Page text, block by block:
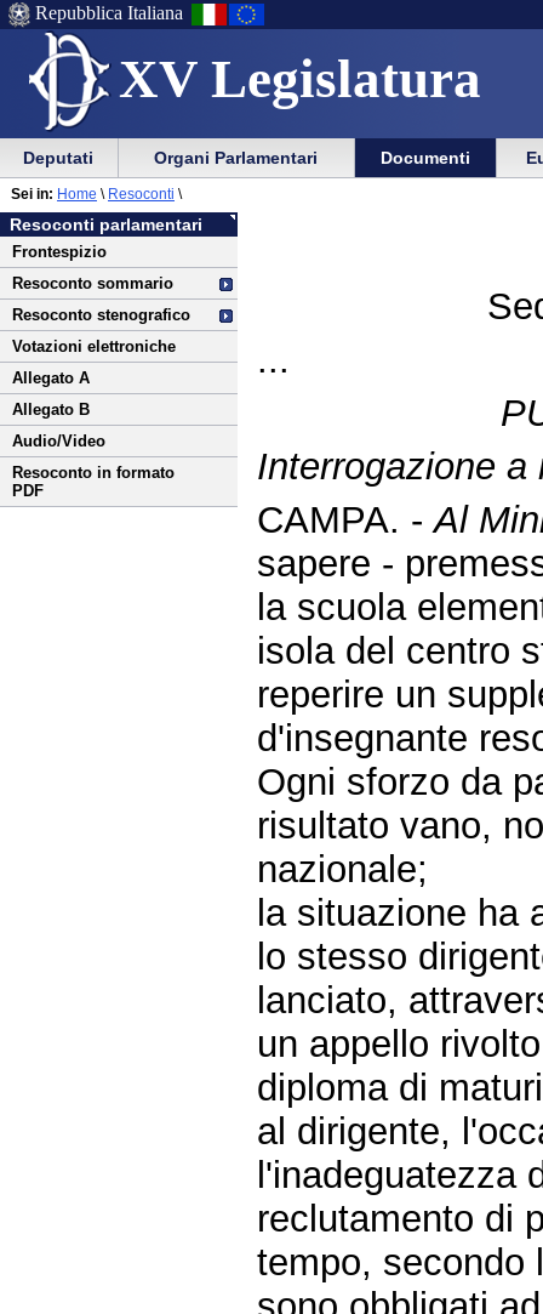
XV Legislatura
Menu
di
ausilio
alla
navigazione
Vai
Menu
di
navigazione
principale
Repubblica Italiana
Menu
di
navigazione
principale
Vai
menu
di
sezione
Deputati Organi Parlamentari Documenti
Vai
al
contenuto
Resoconti parlamentari
Frontespizio
Resoconto sommario
Resoconto stenografico
Votazioni elettroniche
Allegato A
Allegato B
Audio/Video
Resoconto in formato
PDF
Sei in: Home \ Resoconti \
...
Interrogazione a
CAMPA. -Al
sapere -
la scuola
isola del centro
reperire un
d'insegnante
Ogni sforzo da
risultato vano,
nazionale;
la situazione ha
lo stesso
lanciato,
un appello
diploma di
al dirigente,
l'inadeguatezza
reclutamento di
tempo, secondo